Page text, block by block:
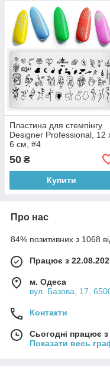
Пластина для стемпінгу
Designer Professional, 12
6 см, #4
50 ₴
Купити
Про нас
84% позитивних з 1068
Працює з
м. Одеса
вул. Базова, 17,
Контакти
Сьогодні працює
Показати весь